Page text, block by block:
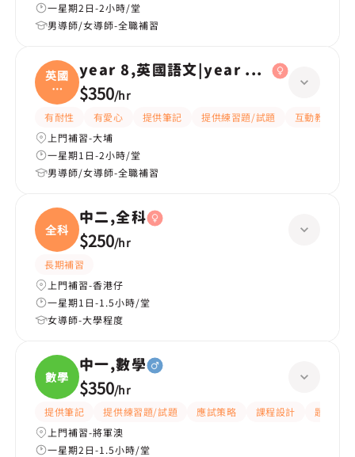
一星期2日-2小時/堂
男導師/女導師-全職補習
英國
語
文|
year 8,英國語文|year 6,英國語文
$350/hr
有耐性 有愛心 提供筆記 提供練習題/試題 互動教學
上門補習-大埔
一星期1日-2小時/堂
男導師/女導師-全職補習
全科
中二,全科
$250/hr
長期補習
上門補習-香港仔
一星期1日-1.5小時/堂
女導師-大學程度
數學
中一,數學
$350/hr
提供筆記 提供練習題/試題 應試策略 課程設計
題目講解
上門補習-將軍澳
一星期2日-1.5小時/堂